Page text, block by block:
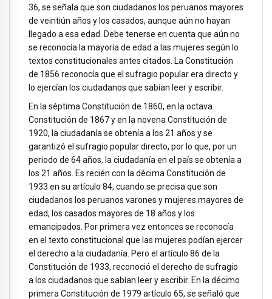
36, se señala que son ciudadanos los peruanos mayores
de veintiún años y los casados, aunque aún no hayan
llegado a esa edad. Debe tenerse en cuenta que aún no
se reconocía la mayoría de edad a las mujeres según lo
textos constitucionales antes citados. La Constitución
de 1856 reconocía que el sufragio popular era directo y
lo ejercían los ciudadanos que sabían leer y escribir.
En la séptima Constitución de 1860, en la octava
Constitución de 1867 y en la novena Constitución de
1920, la ciudadanía se obtenía a los 21 años y se
garantizó el sufragio popular directo, por lo que, por un
periodo de 64 años, la ciudadanía en el país se obtenía a
los 21 años. Es recién con la décima Constitución de
1933 en su artículo 84, cuando se precisa que son
ciudadanos los peruanos varones y mujeres mayores de
edad, los casados mayores de 18 años y los
emancipados. Por primera vez entonces se reconocía
en el texto constitucional que las mujeres podían ejercer
el derecho a la ciudadanía. Pero el artículo 86 de la
Constitución de 1933, reconoció el derecho de sufragio
a los ciudadanos que sabían leer y escribir. En la décimo
primera Constitución de 1979 artículo 65, se señaló que